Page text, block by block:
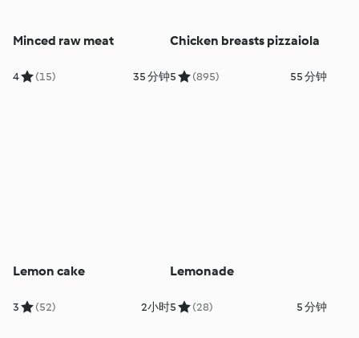
Minced raw meat
4 (15) 35 分钟
Chicken breasts pizzaiola
5 (895) 55 分钟
Lemon cake
3 (52) 2小时
Lemonade
5 (28) 5 分钟